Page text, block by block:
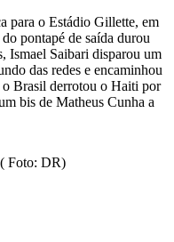
para o Estádio Gillette, em
pontapé de saída durou
Ismael Saibari disparou um
das redes e encaminhou
o Brasil derrotou o Haiti por
bis de Matheus Cunha a
Foto: DR)